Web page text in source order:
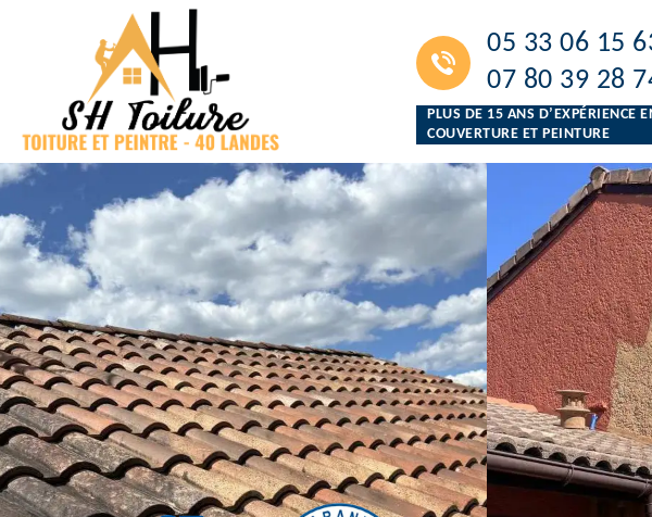
05 33 06 15
07 80 39 28
PLUS DE 15 ANS D’EXPÉRIENCE
COUVERTURE ET PEINTURE